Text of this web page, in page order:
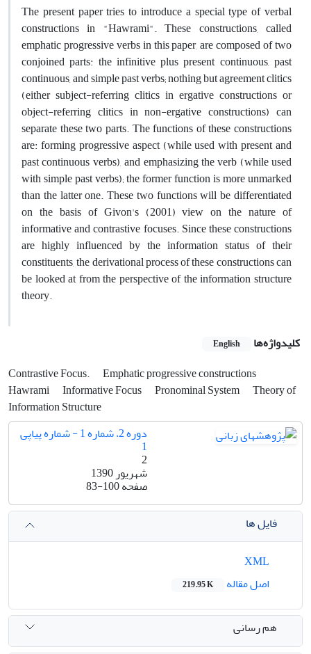
The present paper tries to introduce a special type of verbal
constructions in "Hawrami". These constructions, called
emphatic progressive verbs in this paper, are composed of two
conjoined parts: the infinitive plus present continuous, past
continuous, and simple past verbs; nothing but agreement clitics
(either subject-referring clitics in ergative constructions or
object-referring clitics in non-ergative constructions) can
separate these two parts. The functions of these constructions
are: forming progressive aspect (while used with present and
past continuous verbs), and emphasizing the verb (while used
with simple past verbs); the former function is more unmarked
than the latter one. These two functions will be differentiated
on the basis of Givon's (2001) view on the nature of
informative and contrastive focuses. Since these constructions
are highly influenced by the information status of their
constituents, the derivational process of these constructions can
be looked at from the perspective of the information structure
theory.
کلیدواژه‌ها English
Contrastive Focus.
Emphatic progressive constructions
Hawrami
Informative Focus Pronominal System
Theory of
Information Structure
دوره 2، شماره 1 - شماره پیاپی
1
2
شهریور 1390
صفحه83-100
فایل ها
اصل مقاله
219.95 K
هم رسانی